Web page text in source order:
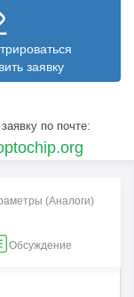
заявку
по почте:
(Aналоги)
Обсуждение